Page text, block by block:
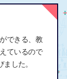
できる、教
ているので
した。